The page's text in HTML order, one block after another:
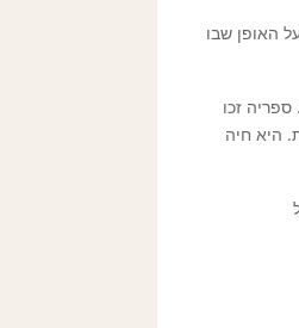
האופן שבו
זכו
היא חיה